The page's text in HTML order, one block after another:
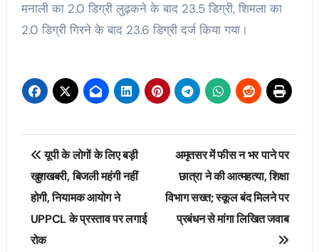
मनाली का 2.0 डिग्री लुढ़कने के बाद 23.5 डिग्री, शिमला का
2.0 डिग्री गिरने के बाद 23.6 डिग्री दर्ज किया गया।
Post
navigation
यूपी के लोगों के लिए बड़ी
खुशखबरी, बिजली महंगी नहीं
होगी, नियामक आयोग ने
UPPCL के प्रस्ताव पर लगाई
रोक
अमृतसर में फीस न भर पाने पर
छात्रा ने की आत्महत्या, शिक्षा
विभाग सख्त; स्कूल बंद मिलने पर
प्रबंधन से मांगा लिखित जवाब